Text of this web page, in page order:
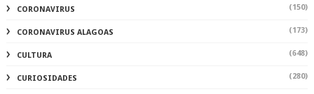
CORONAVIRUS (150)
CORONAVIRUS ALAGOAS (173)
CULTURA (648)
CURIOSIDADES (280)